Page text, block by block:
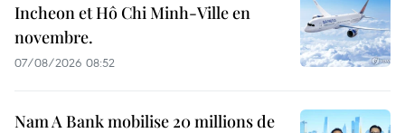
Incheon et Hô Chi Minh-Ville en
novembre.
07/08/2026 08:52
Nam A Bank mobilise 20 millions de